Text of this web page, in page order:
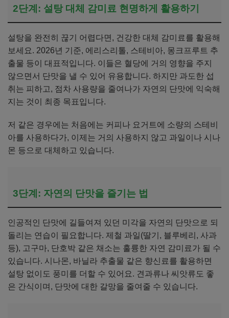
2단계: 설탕 대체 감미료 현명하게 활용하기
설탕을 완전히 끊기 어렵다면, 건강한 대체 감미료를 활용해
보세요. 2026년 기준, 에리스리톨, 스테비아, 몽크프루트 추
출물 등이 대표적입니다. 이들은 혈당에 거의 영향을 주지
않으면서 단맛을 낼 수 있어 유용합니다. 하지만 과도한 섭
취는 피하고, 점차 사용량을 줄여나가 자연의 단맛에 익숙해
지는 것이 최종 목표입니다.
저 같은 경우에는 처음에는 커피나 요거트에 소량의 스테비
아를 사용하다가, 이제는 거의 사용하지 않고 과일이나 시나
몬 등으로 대체하고 있습니다.
3단계: 자연의 단맛을 즐기는 법
인공적인 단맛에 길들여져 있던 미각을 자연의 단맛으로 되
돌리는 연습이 필요합니다. 제철 과일(딸기, 블루베리, 사과
등), 고구마, 단호박 같은 채소는 훌륭한 자연 감미료가 될 수
있습니다. 시나몬, 바닐라 추출물 같은 향신료를 활용하면
설탕 없이도 풍미를 더할 수 있어요. 견과류나 씨앗류도 좋
은 간식이며, 단맛에 대한 갈망을 줄여줄 수 있습니다.